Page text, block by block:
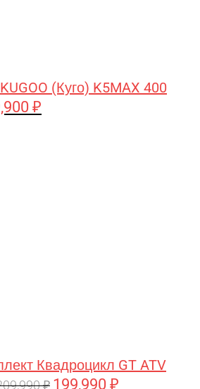
(Куго) K5MAX 400
₽
Квадроцикл GT ATV
₽ Первоначальная
199,990 ₽